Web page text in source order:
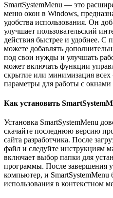
SmartSystemMenu — это
меню окон в Windows,
удобства использования. Он
улучшает пользовательский
действия быстрее и удобнее.
можете добавлять
под свои нужды и улучшать
может включать функции
скрытие или минимизация
параметры для работы с окнами
Как установить
Установка SmartSystemMenu
скачайте последнюю версию
сайта разработчика. После
файл и следуйте инструкциям
включает выбор папки для
программы. После завершения
компьютер, и SmartSystemMenu
использования в контекстном